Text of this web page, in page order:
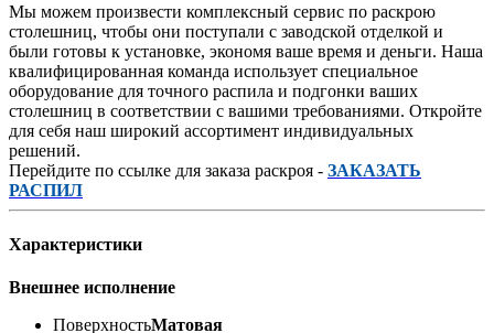
Мы можем произвести комплексный сервис по раскрою
столешниц, чтобы они поступали с заводской отделкой и
были готовы к установке, экономя ваше время и деньги. Наша
квалифицированная команда использует специальное
оборудование для точного распила и подгонки ваших
столешниц в соответствии с вашими требованиями. Откройте
для себя наш широкий ассортимент индивидуальных
решений.
Перейдите по ссылке для заказа раскроя - ЗАКАЗАТЬ
РАСПИЛ
Характеристики
Внешнее исполнение
ПоверхностьМатовая